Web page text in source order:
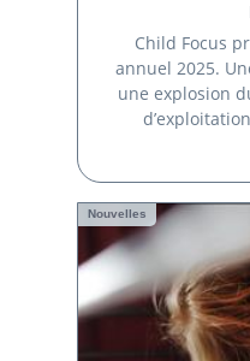
Child Focus
annuel 2025.
une explosion
Nouvelles